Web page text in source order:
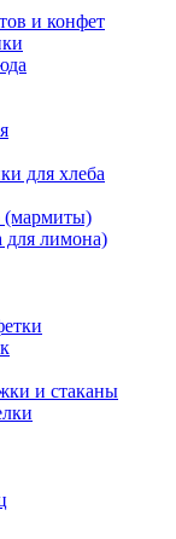
и конфет
для хлеба
(мармиты)
лимона)
и стаканы